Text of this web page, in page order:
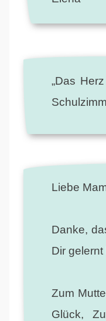
„Das
Liebe
Danke,
Dir gelernt
Zum
Glück,